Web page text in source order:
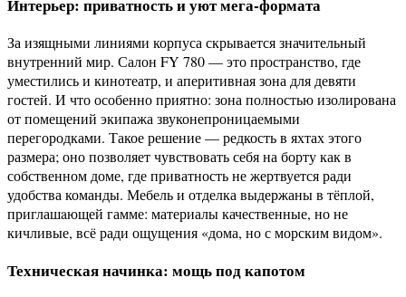
Интерьер: приватность и уют мега‑формата
За изящными линиями корпуса скрывается значительный
внутренний мир. Салон FY 780 — это пространство, где
уместились и кинотеатр, и аперитивная зона для девяти
гостей. И что особенно приятно: зона полностью изолирована
от помещений экипажа звуконепроницаемыми
перегородками. Такое решение — редкость в яхтах этого
размера; оно позволяет чувствовать себя на борту как в
собственном доме, где приватность не жертвуется ради
удобства команды. Мебель и отделка выдержаны в тёплой,
приглашaющей гамме: материалы качественные, но не
кичливые, всё ради ощущения «дома, но с морским видом».
Техническая начинка: мощь под капотом